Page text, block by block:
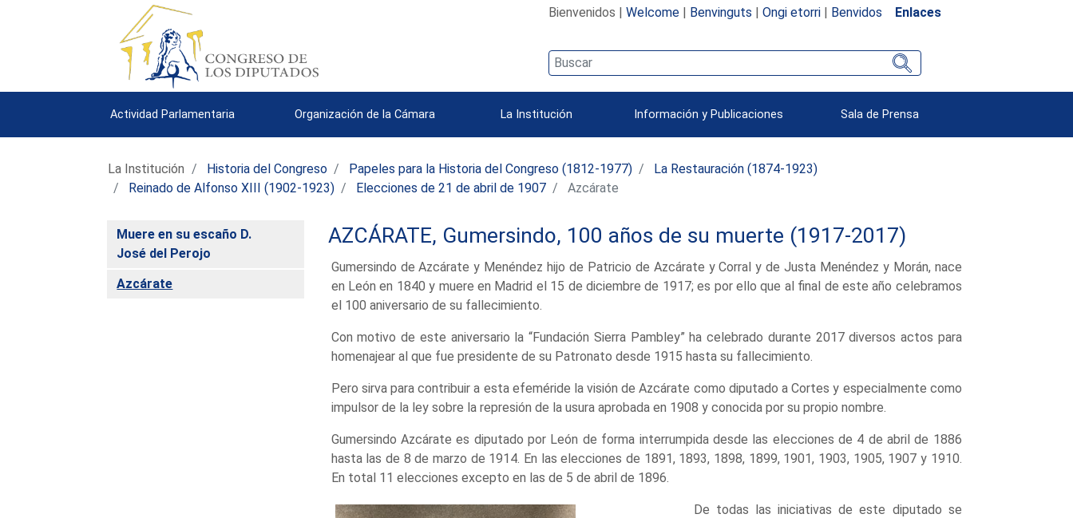
Bienvenidos | Welcome| Benvinguts | Ongi etorri| Benvidos Enlaces
Actividad Parlamentaria Organización de la Cámara La Institución Información y Publicaciones Sala de Prensa
La Institución Historia del Congreso Papeles para la Historia del Congreso (1812-1977)
La Restauración (1874-1923)
Reinado de Alfonso XIII (1902-1923)
Elecciones de 21 de abril de 1907 Azcárate
Muere en su escaño D.
José del Perojo
Azcárate
AZCÁRATE, Gumersindo, 100 años de su muerte (1917-2017)
Gumersindo de Azcárate y Menéndez hijo de Patricio de Azcárate y Corral y de Justa Menéndez y Morán, nace
en León en 1840 y muere en Madrid el 15 de diciembre de 1917; es por ello que al final de este año celebramos
el 100 aniversario de su fallecimiento.
Con motivo de este aniversario la “Fundación Sierra Pambley” ha celebrado durante 2017 diversos actos para
homenajear al que fue presidente de su Patronato desde 1915 hasta su fallecimiento.
Pero sirva para contribuir a esta efeméride la visión de Azcárate como diputado a Cortes y especialmente como
impulsor de la ley sobre la represión de la usura aprobada en 1908 y conocida por su propio nombre.
Gumersindo Azcárate es diputado por León de forma interrumpida desde las elecciones de 4 de abril de 1886
hasta las de 8 de marzo de 1914. En las elecciones de 1891, 1893, 1898, 1899, 1901, 1903, 1905, 1907 y 1910.
En total 11 elecciones excepto en las de 5 de abril de 1896.
De todas las iniciativas de este diputado se